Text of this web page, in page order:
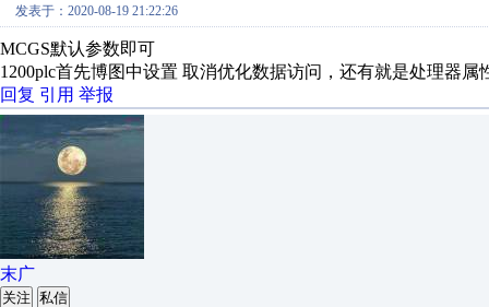
发表于：2020-08-19 21:22:26
MCGS默认参数即可
1200plc首先博图中设置 取消优化数据访问，还有就是处理器属
回复 引用 举报
末广
关注 私信